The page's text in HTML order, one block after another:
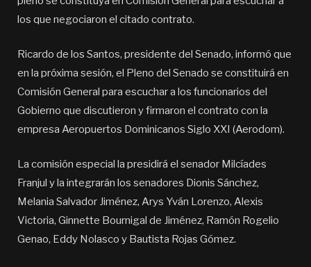
los que negociaron el citado contrato.
Ricardo de los Santos, presidente del Senado, informó que
en la próxima sesión, el Pleno del Senado se constituirá en
Comisión General para escuchar a los funcionarios del
Gobierno que discutieron y firmaron el contrato con la
empresa Aeropuertos Dominicanos Siglo XXI (Aerodom).
La comisión especial la presidirá el senador Milcíades
Franjul y la integrarán los senadores Dionis Sánchez,
Melania Salvador Jiménez, Arys Yván Lorenzo, Alexis
Victoria, Ginnette Bournigal de Jiménez, Ramón Rogelio
Genao, Eddy Nolasco y Bautista Rojas Gómez.